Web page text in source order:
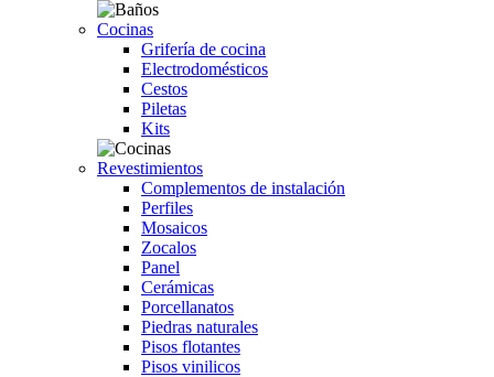
Cocinas
Grifería de cocina
Electrodomésticos
Cestos
Piletas
Kits
Revestimientos
Complementos de instalación
Perfiles
Mosaicos
Zocalos
Panel
Cerámicas
Porcellanatos
Piedras naturales
Pisos flotantes
Pisos vinilicos